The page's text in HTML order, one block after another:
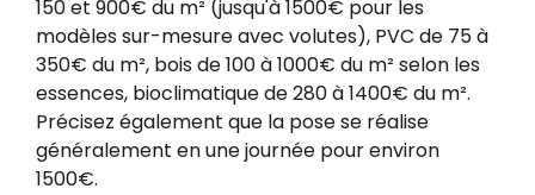
150 et 900€ du m² (jusqu'à 1500€ pour les
modèles sur-mesure avec volutes), PVC de 75 à
350€ du m², bois de 100 à 1000€ du m² selon les
essences, bioclimatique de 280 à 1400€ du m².
Précisez également que la pose se réalise
généralement en une journée pour environ
1500€.